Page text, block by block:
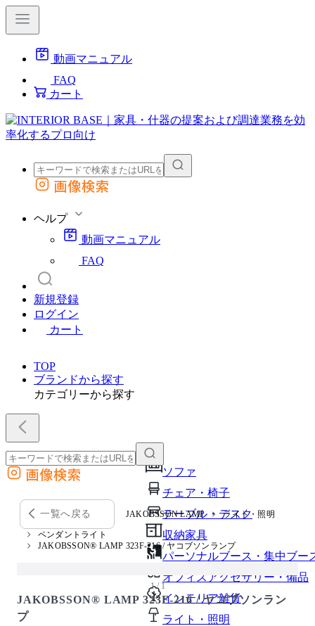
動画マニュアル
FAQ
カート
外部サイトの商品をカートに追加
画像検索
ヘルプ
動画マニュアル
FAQ
新規登録
ログイン
カート
TOP
ブランドから探す
カテゴリーから探す
ソファ
チェア・椅子
テーブル・デスク
収納家具
パーソナルブース・集中ブー
オフィスアクセサリー・備品
インテリア雑貨
ライト・照明
外部サイトの商品をカートに追加
他のサイトで見つけた商品ページのURLを貼り付けて、カートに追加できます
画像検索
一覧へ戻る JAKOBSSON LAMP ライト・照明
ペンダントライト
JAKOBSSON® LAMP 323F-216 / ヤコブソンランプ
1 / 1
JAKOBSSON® LAMP 323F-216 / ヤコブソンラン
プ